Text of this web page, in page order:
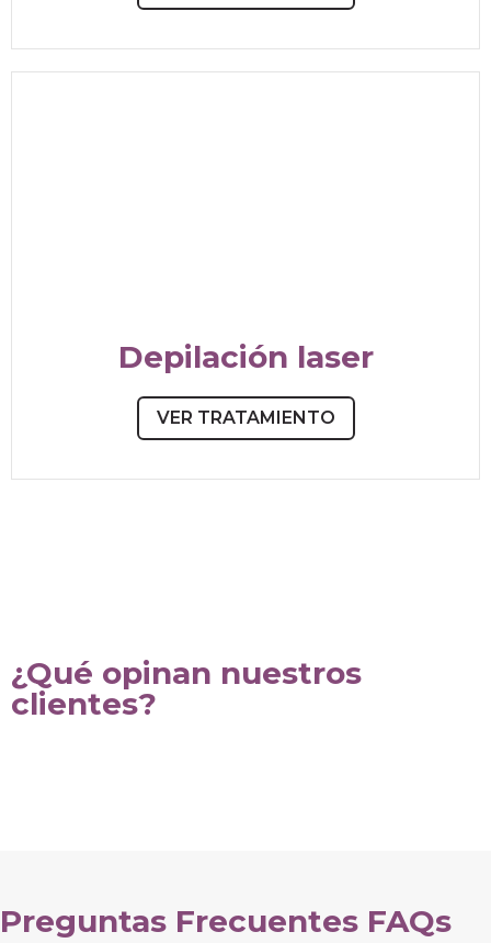
Depilación laser
VER TRATAMIENTO
¿Qué opinan nuestros
clientes?
Preguntas Frecuentes FAQs